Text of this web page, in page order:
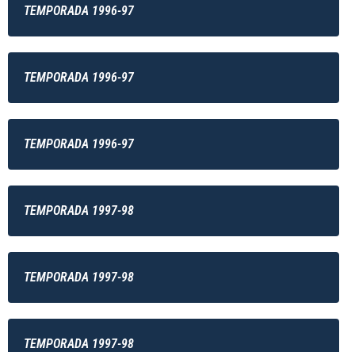
TEMPORADA 1996-97
TEMPORADA 1996-97
TEMPORADA 1996-97
TEMPORADA 1997-98
TEMPORADA 1997-98
TEMPORADA 1997-98